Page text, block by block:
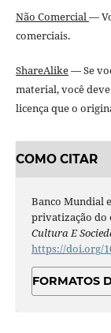
Não Comercial—
comerciais.
ShareAlike— Se
material, você
licença que o
COMO CITAR
Banco Mundial
privatização do
Cultura E
https://doi.org/
FORMATOS